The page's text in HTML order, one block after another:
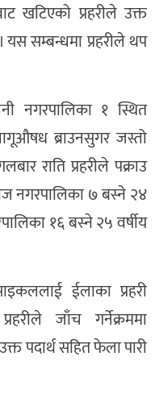
खटिएको प्रहरीले उक्त
यस सम्बन्धमा प्रहरीले थप
नगरपालिका १ स्थित
ब्राउनसुगर जस्तो
राति प्रहरीले पक्राउ
नगरपालिका ७ बस्ने २४
१६ बस्ने २५ वर्षीय
ईलाका प्रहरी
जाँच गर्नेक्रममा
पदार्थ सहित फेला पारी